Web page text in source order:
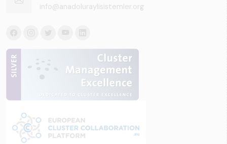
info@anadoluraylisistemler.org